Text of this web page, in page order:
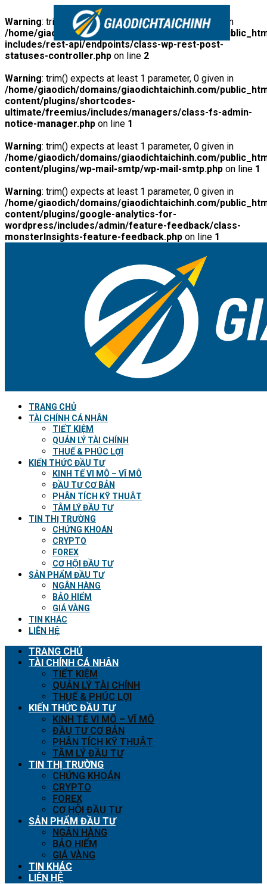
Warning: trim() expects at least 1 parameter, 0 given in
/home/giaodich/domains/giaodichtaichinh.com/
includes/rest-api/endpoints/class-wp-rest-post-
statuses-controller.php on line 2
Warning: trim() expects at least 1 parameter, 0 given in
/home/giaodich/domains/giaodichtaichinh.com/
content/plugins/shortcodes-
ultimate/freemius/includes/managers/class-fs-admin-
notice-manager.php on line 1
Warning: trim() expects at least 1 parameter, 0 given in
/home/giaodich/domains/giaodichtaichinh.com/
content/plugins/wp-mail-smtp/wp-mail-smtp.php on line 1
Warning: trim() expects at least 1 parameter, 0 given in
/home/giaodich/domains/giaodichtaichinh.com/
content/plugins/google-analytics-for-
wordpress/includes/admin/feature-feedback/class-
monsterInsights-feature-feedback.php on line 1
TRANG CHỦ
TÀI CHÍNH CÁ NHÂN
TIẾT KIỆM
QUẢN LÝ TÀI CHÍNH
THUẾ & PHÚC LỢI
KIẾN THỨC ĐẦU TƯ
KINH TẾ VI MÔ – VĨ MÔ
ĐẦU TƯ CƠ BẢN
PHÂN TÍCH KỸ THUẬT
TÂM LÝ ĐẦU TƯ
TIN THỊ TRƯỜNG
CHỨNG KHOÁN
CRYPTO
FOREX
CƠ HỘI ĐẦU TƯ
SẢN PHẨM ĐẦU TƯ
NGÂN HÀNG
BẢO HIỂM
GIÁ VÀNG
TIN KHÁC
LIÊN HỆ
TRANG CHỦ
TÀI CHÍNH CÁ NHÂN
TIẾT KIỆM
QUẢN LÝ TÀI CHÍNH
THUẾ & PHÚC LỢI
KIẾN THỨC ĐẦU TƯ
KINH TẾ VI MÔ – VĨ MÔ
ĐẦU TƯ CƠ BẢN
PHÂN TÍCH KỸ THUẬT
TÂM LÝ ĐẦU TƯ
TIN THỊ TRƯỜNG
CHỨNG KHOÁN
CRYPTO
FOREX
CƠ HỘI ĐẦU TƯ
SẢN PHẨM ĐẦU TƯ
NGÂN HÀNG
BẢO HIỂM
GIÁ VÀNG
TIN KHÁC
LIÊN HỆ